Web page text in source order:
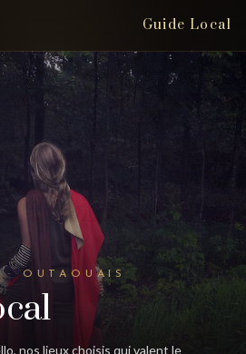
Guide Local
OUTAOUAIS
nos lieux choisis qui valent le